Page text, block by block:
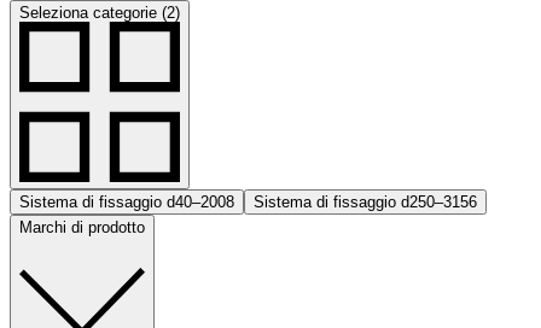
Seleziona categorie (2)
Sistema di fissaggio d40–2008 Sistema di fissaggio d250–3156
Marchi di prodotto